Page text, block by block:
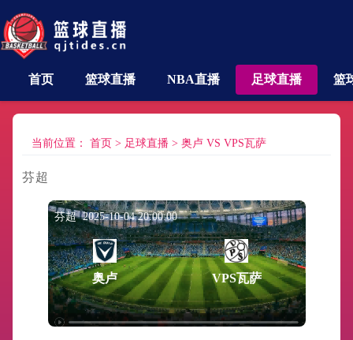
首页 篮球直播 NBA直播 足球直播 篮
当前位置： 首页 > 足球直播 > 奥卢 VS VPS瓦萨
芬超
芬超 2025-10-04 20:00:00
奥卢 VPS瓦萨